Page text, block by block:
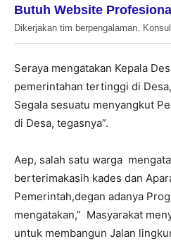
Butuh Website
Dikerjakan tim berpengalaman.
Seraya mengatakan Kepala
pemerintahan tertinggi di
Segala sesuatu menyangkut
di Desa, tegasnya”.
Aep, salah satu warga
berterimakasih kades dan
Pemerintah,degan adanya
mengatakan,” Masyarakat
untuk membangun Jalan